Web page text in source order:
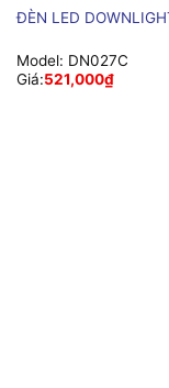
ĐÈN LED
Model: DN027C
Giá:521,000₫